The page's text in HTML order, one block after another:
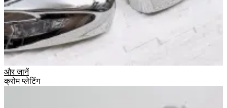
और जानें
क्रोम प्लेटिंग